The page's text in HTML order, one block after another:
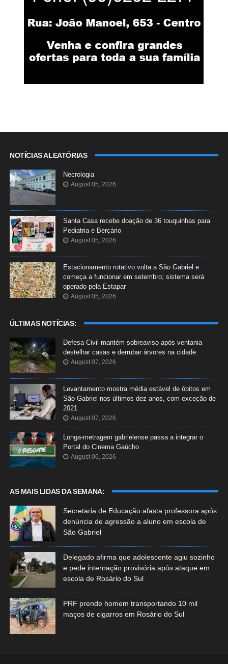
NOTÍCIAS ALEATÓRIAS
Necrologia
August 05, 2026
Santa Casa recebe doação de 36 touquinhas para
Pediatria e Berçário
August 05, 2026
Estacionamento rotativo volta a São Gabriel e
começa a funcionar em setembro; sistema será
operado pela Estapar
August 05, 2026
ÚLTIMAS NOTÍCIAS:
Defesa Civil mantém sobreaviso após ventania
destelhar casas e derrubar árvores na cidade
August 07, 2026
Levantamento mostra média estável de óbitos em
São Gabriel nos últimos dez anos, com exceção de
2021
August 07, 2026
Longa-metragem gabrielense passa a integrar o
Portal do Cinema Gaúcho
August 06, 2026
AS MAIS LIDAS DA SEMANA:
Secretaria de Educação afasta professora após
denúncia de agressão a aluno em escola de
São Gabriel
Delegado afirma que adolescente agiu sozinho
e pede internação provisória após ataque em
escola de Rosário do Sul
PRF prende homem transportando 10 mil
maços de cigarros em Rosário do Sul